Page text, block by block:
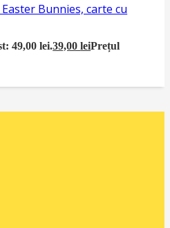
Bunnies, carte cu
49,00 lei.39,00leiPrețul